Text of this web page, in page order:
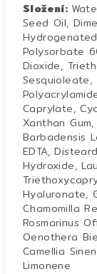
Složení:
Seed Oil,
Polysorbate
Dioxide,
Sesquioleate,
Caprylate,
Xanthan
Barbadensis
EDTA,
Hydroxide,
Hyaluronate,
Chamomilla
Rosmarinus
Oenothera
Camellia
Limonene